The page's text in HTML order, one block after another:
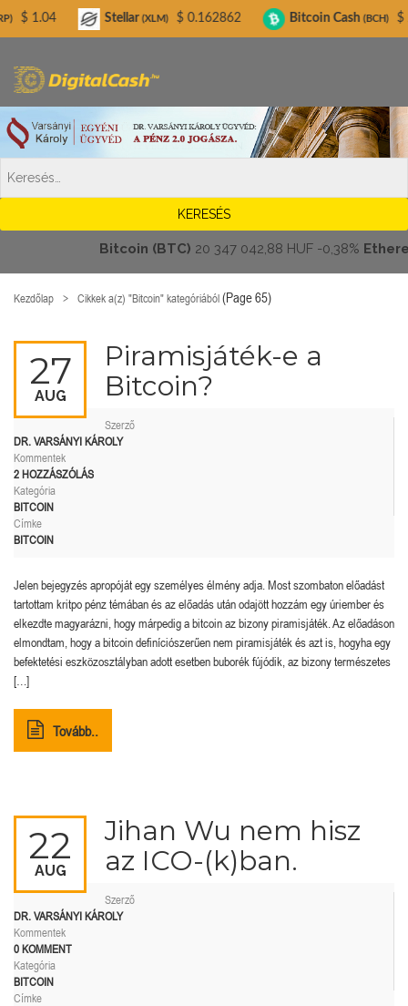
Bitcoin (BTC) 20 347 042,88 HUF-0,38% Ethereum
Kezdőlap Cikkek a(z) "Bitcoin" kategóriából (Page 65)
27
AUG
Piramisjáték-e a
Bitcoin?
Szerző
DR. VARSÁNYI KÁROLY
Kommentek
2 HOZZÁSZÓLÁS
Kategória
BITCOIN
Címke
BITCOIN
Jelen bejegyzés apropóját egy személyes élmény adja. Most szombaton előadást
tartottam kritpo pénz témában és az előadás után odajött hozzám egy úriember és
elkezdte magyarázni, hogy márpedig a bitcoin az bizony piramisjáték. Az előadáson
elmondtam, hogy a bitcoin definíciószerűen nem piramisjáték és azt is, hogyha egy
befektetési eszközosztályban adott esetben buborék fújódik, az bizony természetes
[…]
Tovább..
22
AUG
Jihan Wu nem hisz
az ICO-(k)ban.
Szerző
DR. VARSÁNYI KÁROLY
Kommentek
0 KOMMENT
Kategória
BITCOIN
Címke
Stellar (XLM) $ 0.162862 Bitcoin Cash(BCH) $ 215.17
Digitalcash.hu